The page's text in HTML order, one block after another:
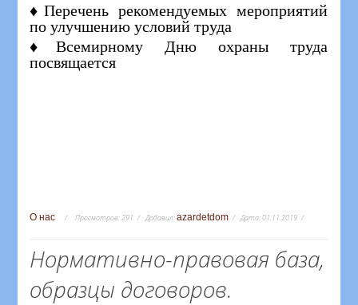
♦Перечень рекомендуемых мероприятий
по улучшению условий труда
♦Всемирному Дню охраны труда
посвящается
О нас Просмотров:291 Добавил:azardetdom Дата:01.11.2019
Нормативно-правовая база,
образцы договоров.